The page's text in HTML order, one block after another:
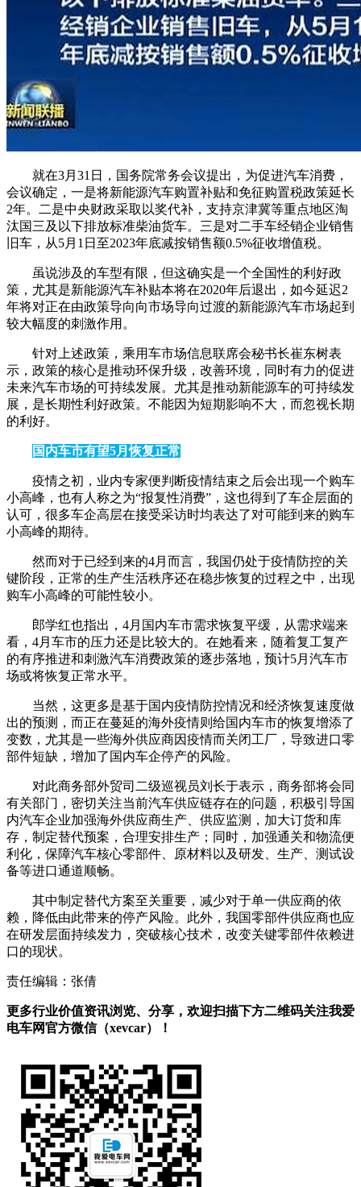
就在3月31日，国务院常务会议提出，为促进汽车消费，
会议确定，一是将新能源汽车购置补贴和免征购置税政策延长
2年。二是中央财政采取以奖代补，支持京津冀等重点地区淘
汰国三及以下排放标准柴油货车。三是对二手车经销企业销售
旧车，从5月1日至2023年底减按销售额0.5%征收增值税。
虽说涉及的车型有限，但这确实是一个全国性的利好政
策，尤其是新能源汽车补贴本将在2020年后退出，如今延迟2
年将对正在由政策导向向市场导向过渡的新能源汽车市场起到
较大幅度的刺激作用。
针对上述政策，乘用车市场信息联席会秘书长崔东树表
示，政策的核心是推动环保升级，改善环境，同时有力的促进
未来汽车市场的可持续发展。尤其是推动新能源车的可持续发
展，是长期性利好政策。不能因为短期影响不大，而忽视长期
的利好。
国内车市有望5月恢复正常
疫情之初，业内专家便判断疫情结束之后会出现一个购车
小高峰，也有人称之为“报复性消费”，这也得到了车企层面的
认可，很多车企高层在接受采访时均表达了对可能到来的购车
小高峰的期待。
然而对于已经到来的4月而言，我国仍处于疫情防控的关
键阶段，正常的生产生活秩序还在稳步恢复的过程之中，出现
购车小高峰的可能性较小。
郎学红也指出，4月国内车市需求恢复平缓，从需求端来
看，4月车市的压力还是比较大的。在她看来，随着复工复产
的有序推进和刺激汽车消费政策的逐步落地，预计5月汽车市
场或将恢复正常水平。
当然，这更多是基于国内疫情防控情况和经济恢复速度做
出的预测，而正在蔓延的海外疫情则给国内车市的恢复增添了
变数，尤其是一些海外供应商因疫情而关闭工厂，导致进口零
部件短缺，增加了国内车企停产的风险。
对此商务部外贸司二级巡视员刘长于表示，商务部将会同
有关部门，密切关注当前汽车供应链存在的问题，积极引导国
内汽车企业加强海外供应商生产、供应监测，加大订货和库
存，制定替代预案，合理安排生产；同时，加强通关和物流便
利化，保障汽车核心零部件、原材料以及研发、生产、测试设
备等进口通道顺畅。
其中制定替代方案至关重要，减少对于单一供应商的依
赖，降低由此带来的停产风险。此外，我国零部件供应商也应
在研发层面持续发力，突破核心技术，改变关键零部件依赖进
口的现状。
责任编辑：张倩
更多行业价值资讯浏览、分享，欢迎扫描下方二维码关注我爱
电车网官方微信（xevcar）！